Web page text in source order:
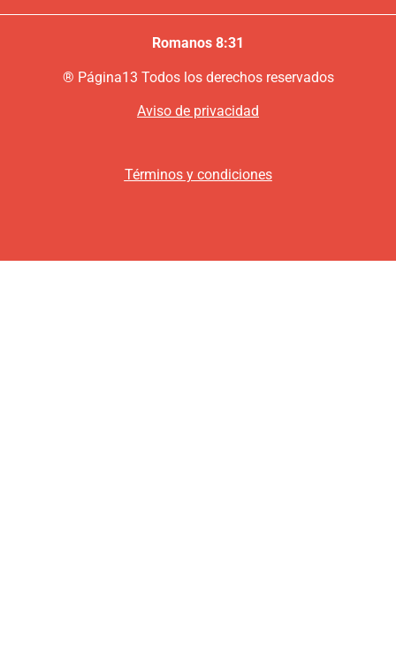
Romanos 8:31
® Página13 Todos los derechos reservados
Aviso de privacidad
Términos y condiciones